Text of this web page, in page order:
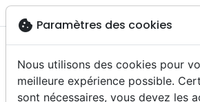
menu
cookie Paramètres des cookies
Nous utilisons des cookies pour
meilleure expérience possible.
sont nécessaires, vous devez les